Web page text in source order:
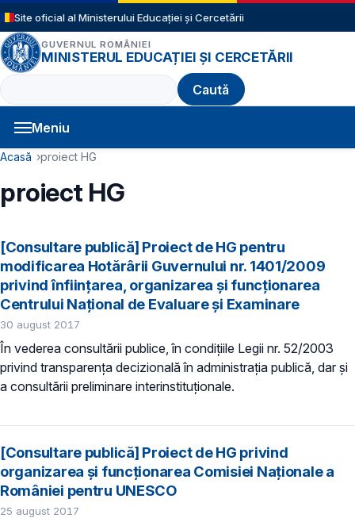
Sari la conținutul principal
Site oficial al Ministerului Educației și Cercetării
GUVERNUL ROMÂNIEI
MINISTERUL EDUCAȚIEI ȘI CERCETĂRII
Caută
Meniu
Navigație principală
Cale de navigare
Acasă proiect HG
proiect HG
[Consultare publică] Proiect de HG pentru
modificarea Hotărârii Guvernului nr. 1401/2009
privind înființarea, organizarea şi funcţionarea
Centrului Național de Evaluare și Examinare
30 august 2017
În vederea consultării publice, în condițiile Legii nr. 52/2003
privind transparența decizională în administrația publică, dar și
a consultării preliminare interinstituționale.
[Consultare publică] Proiect de HG privind
organizarea și funcționarea Comisiei Naționale a
României pentru UNESCO
25 august 2017